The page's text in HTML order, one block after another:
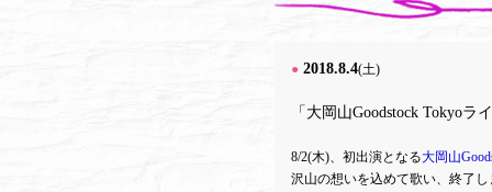
● 2018.8.4(土)
「大岡山Goodstock Tokyoラ
8/2(木)、初出演となる大岡山
沢山の想いを込めて歌い、終了し